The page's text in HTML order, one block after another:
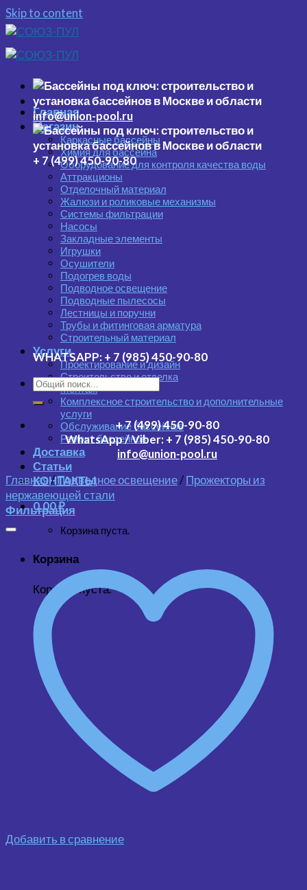
Skip to content
Главная
Магазин
Каркасные бассейны
Химия для бассейна
Оборудование для контроля качества воды
Аттракционы
Отделочный материал
Жалюзи и роликовые механизмы
Системы фильтрации
Насосы
Закладные элементы
Игрушки
Осушители
Подогрев воды
Подводное освещение
Подводные пылесосы
Лестницы и поручни
Трубы и фитинговая арматура
Строительный материал
Услуги
Проектирование и дизайн
Строительство и отделка
Монтаж
Комплексное строительство и дополнительные
услуги
Обслуживание бассейнов
Ремонт бассейнов
Доставка
Статьи
КОНТАКТЫ
0.00₽
Корзина пуста.
Корзина
Корзина пуста.
info@union-pool.ru
+ 7 (499) 450-90-80
WHATSAPP: + 7 (985) 450-90-80
+ 7 (499) 450-90-80
WhatsApp / Viber: + 7 (985) 450-90-80
info@union-pool.ru
Главная/Подводное освещение/Прожекторы из
нержавеющей стали
Фильтрация
Добавить в сравнение